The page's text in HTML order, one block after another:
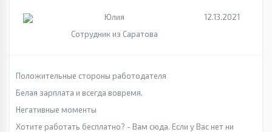
Юлия
Сотрудник из Саратова
12.13.2021
Положительные стороны работодателя
Белая зарплата и всегда вовремя.
Негативные моменты
Хотите работать бесплатно? - Вам сюда. Если у Вас нет ни